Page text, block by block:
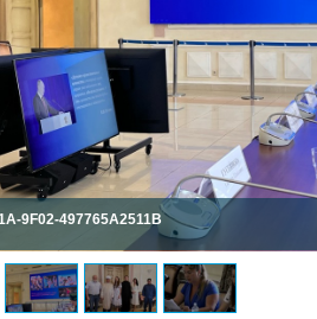
9F02-497765A2511B